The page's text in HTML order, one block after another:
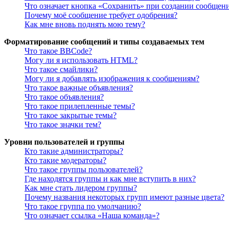
Что означает кнопка «Сохранить» при создании
Почему моё сообщение требует одобрения?
Как мне вновь поднять мою тему?
Форматирование сообщений и типы создаваемых тем
Что такое BBCode?
Могу ли я использовать HTML?
Что такое смайлики?
Могу ли я добавлять изображения к сообщениям?
Что такое важные объявления?
Что такое объявления?
Что такое прилепленные темы?
Что такое закрытые темы?
Что такое значки тем?
Уровни пользователей и группы
Кто такие администраторы?
Кто такие модераторы?
Что такое группы пользователей?
Где находятся группы и как мне вступить в них?
Как мне стать лидером группы?
Почему названия некоторых групп имеют разные цвета?
Что такое группа по умолчанию?
Что означает ссылка «Наша команда»?